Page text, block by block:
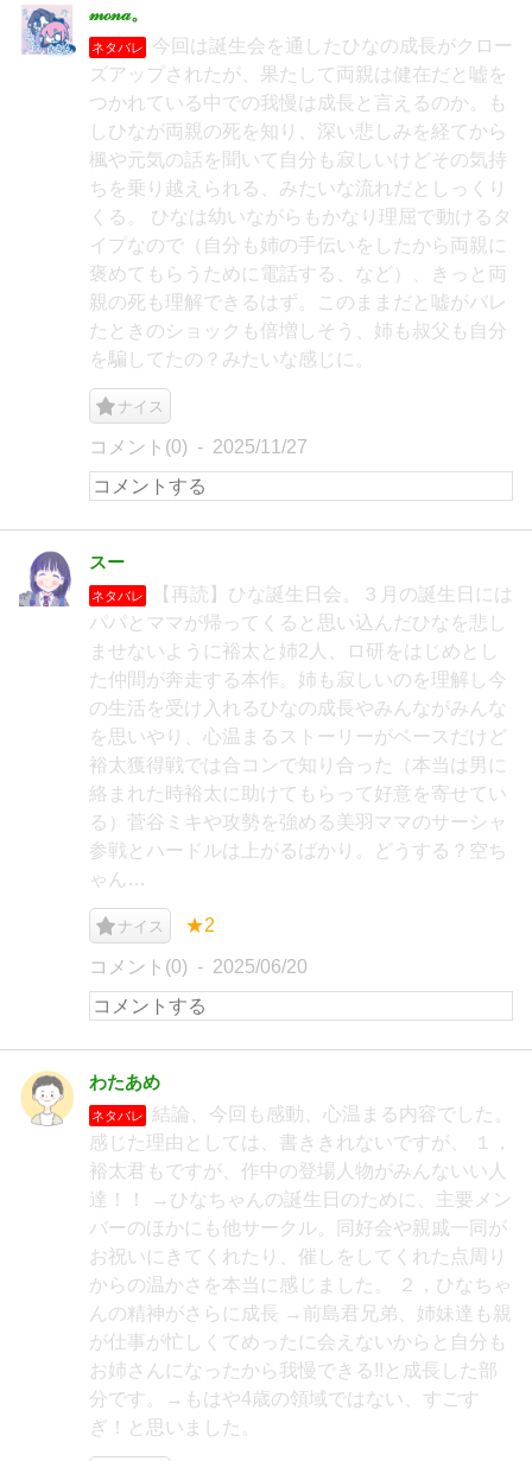
𝓂ℴ𝓃𝒶。
ネタバレ
今回は誕生会を通したひなの成長がクロー
ズアップされたが、果たして両親は健在だと嘘を
つかれている中での我慢は成長と言えるのか。も
しひなが両親の死を知り、深い悲しみを経てから
楓や元気の話を聞いて自分も寂しいけどその気持
ちを乗り越えられる、みたいな流れだとしっくり
くる。 ひなは幼いながらもかなり理屈で動けるタ
イプなので（自分も姉の手伝いをしたから両親に
褒めてもらうために電話する、など）、きっと両
親の死も理解できるはず。このままだと嘘がバレ
たときのショックも倍増しそう、姉も叔父も自分
を騙してたの？みたいな感じに。
ナイス
コメント(0) 2025/11/27
スー
ネタバレ
【再読】ひな誕生日会。３月の誕生日には
パパとママが帰ってくると思い込んだひなを悲し
ませないように裕太と姉2人、ロ研をはじめとし
た仲間が奔走する本作。姉も寂しいのを理解し今
の生活を受け入れるひなの成長やみんながみんな
を思いやり、心温まるストーリーがベースだけど
裕太獲得戦では合コンで知り合った（本当は男に
絡まれた時裕太に助けてもらって好意を寄せてい
る）菅谷ミキや攻勢を強める美羽ママのサーシャ
参戦とハードルは上がるばかり。どうする？空ち
ゃん…
ナイス ★2
コメント(0) 2025/06/20
わたあめ
ネタバレ
結論、今回も感動、心温まる内容でした。
感じた理由としては、書ききれないですが、 １，
裕太君もですが、作中の登場人物がみんないい人
達！！ →ひなちゃんの誕生日のために、主要メン
バーのほかにも他サークル。同好会や親戚一同が
お祝いにきてくれたり、催しをしてくれた点周り
からの温かさを本当に感じました。 ２，ひなちゃ
んの精神がさらに成長 →前島君兄弟、姉妹達も親
が仕事が忙しくてめったに会えないからと自分も
お姉さんになったから我慢できる!!と成長した部
分です。→もはや4歳の領域ではない、すごす
ぎ！と思いました。